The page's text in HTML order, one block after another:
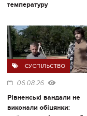
температуру
СУСПІЛЬСТВО
06.08.26
Рівненські вандали не
виконали обіцянки: